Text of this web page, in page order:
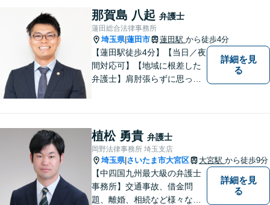
那賀島 八起 弁護士
蓮田総合法律事務所
埼玉県|蓮田市 蓮田駅 から徒歩4分
【蓮田駅徒歩4分】【当日／夜
間対応可】【地域に根差した
弁護士】肩肘張らずに思って
詳細を見
る
植松 勇貴 弁護士
岡野法律事務所 埼玉支店
埼玉県| さいたま市大宮区 大宮駅 から徒歩9分
【中四国九州最大級の弁護士
事務所】交通事故、借金問
題、離婚、相続など様々な問
詳細を見
る